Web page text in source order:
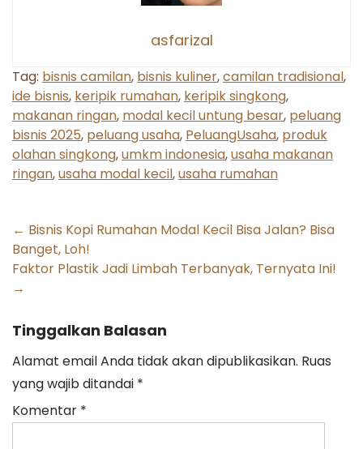
asfarizal
Tag: bisnis camilan, bisnis kuliner,camilan tradisional,
ide bisnis, keripik rumahan, keripik singkong,
makanan ringan, modal kecil untung besar, peluang
bisnis 2025, peluang usaha, PeluangUsaha, produk
olahan singkong,umkm indonesia,usaha makanan
ringan,usaha modal kecil,usaha rumahan
Post
navigation
← Bisnis Kopi Rumahan Modal Kecil Bisa Jalan? Bisa
Banget, Loh!
Faktor Plastik Jadi Limbah Terbanyak, Ternyata Ini!
→
Tinggalkan Balasan
Alamat email Anda tidak akan dipublikasikan. Ruas
yang wajib ditandai *
Komentar *